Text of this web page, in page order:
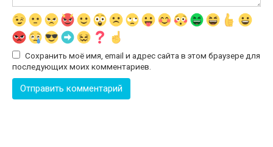
Сохранить моё имя, email и адрес сайта в этом браузере для
последующих моих комментариев.